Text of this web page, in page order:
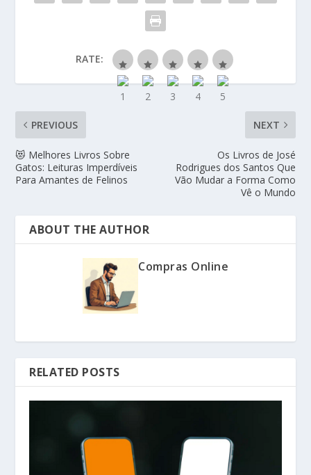
RATE:
PREVIOUS
😻 Melhores Livros Sobre
Gatos: Leituras Imperdíveis
Para Amantes de Felinos
NEXT
Os Livros de José
Rodrigues dos Santos Que
Vão Mudar a Forma Como
Vê o Mundo
ABOUT THE AUTHOR
Compras Online
RELATED POSTS